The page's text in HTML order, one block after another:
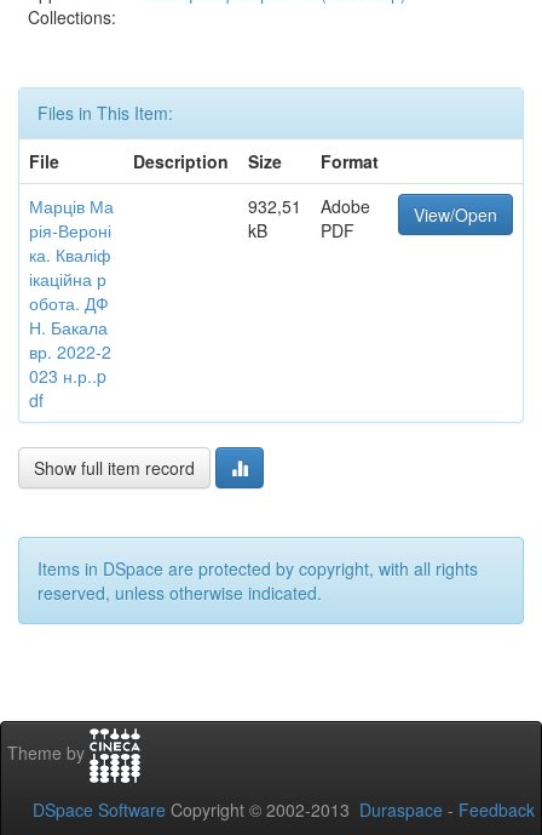
Collections:
Files in This Item:
File
Description Size
Format
Марців Ма
рія-Вероні
ка. Кваліф
ікаційна р
обота. ДФ
Н. Бакала
вр. 2022-2
023 н.р..p
df
932,51
kB
Adobe
PDF
View/Open
Show full item record
Items in DSpace are protected by copyright, with all rights
reserved, unless otherwise indicated.
Theme by
DSpace Software Copyright © 2002-2013 Duraspace - Feedback